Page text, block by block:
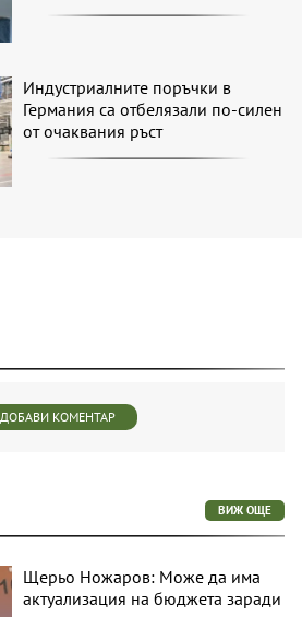
Индустриалните поръчки в
Германия са отбелязали по-силен
от очаквания ръст
ДОБАВИ КОМЕНТАР
ВИЖ ОЩЕ
Щерьо Ножаров: Може да има
актуализация на бюджета заради